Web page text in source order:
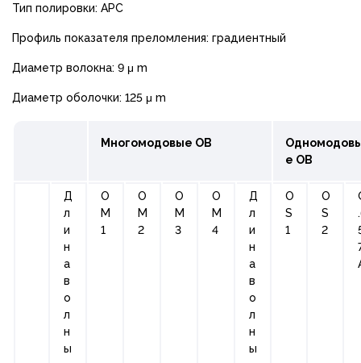
Тип полировки: APC
Профиль показателя преломления: градиентный
Диаметр волокна: 9 μ m
Диаметр оболочки: 125 μ m
Многомодовые ОВ
е ОВ
Д
л
и
н
а
в
о
л
н
ы
О
М
1
О
М
2
О
М
3
О
М
4
Д
л
и
н
а
в
о
л
н
ы
О
S
1
O
S
2